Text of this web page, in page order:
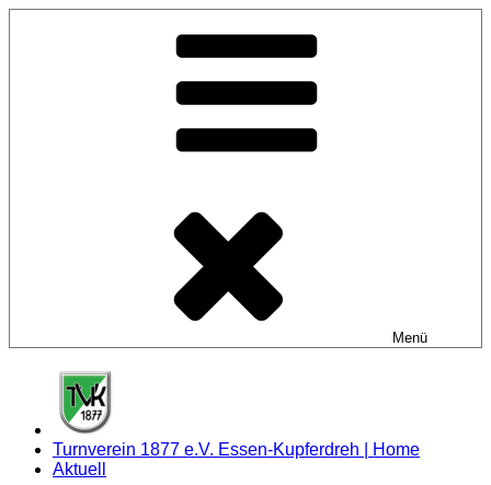
Menü
Turnverein 1877 e.V. Essen-Kupferdreh | Home
Aktuell